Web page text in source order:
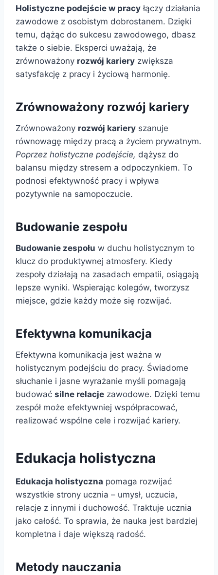
Holistyczne podejście w pracy łączy działania
zawodowe z osobistym dobrostanem. Dzięki
temu, dążąc do sukcesu zawodowego, dbasz
także o siebie. Eksperci uważają, że
zrównoważony rozwój kariery zwiększa
satysfakcję z pracy i życiową harmonię.
Zrównoważony rozwój kariery
Zrównoważony rozwój kariery szanuje
równowagę między pracą a życiem prywatnym.
Poprzez holistyczne podejście, dążysz do
balansu między stresem a odpoczynkiem. To
podnosi efektywność pracy i wpływa
pozytywnie na samopoczucie.
Budowanie zespołu
Budowanie zespołu w duchu holistycznym to
klucz do produktywnej atmosfery. Kiedy
zespoły działają na zasadach empatii, osiągają
lepsze wyniki. Wspierając kolegów, tworzysz
miejsce, gdzie każdy może się rozwijać.
Efektywna komunikacja
Efektywna komunikacja jest ważna w
holistycznym podejściu do pracy. Świadome
słuchanie i jasne wyrażanie myśli pomagają
budować silne relacje zawodowe. Dzięki temu
zespół może efektywniej współpracować,
realizować wspólne cele i rozwijać kariery.
Edukacja holistyczna
Edukacja holistyczna pomaga rozwijać
wszystkie strony ucznia – umysł, uczucia,
relacje z innymi i duchowość. Traktuje ucznia
jako całość. To sprawia, że nauka jest bardziej
kompletna i daje większą radość.
Metody nauczania